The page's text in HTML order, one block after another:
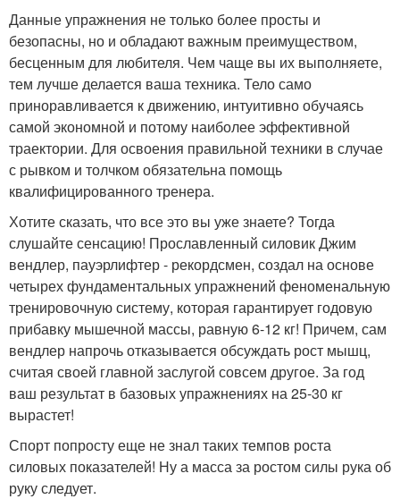
Данные упражнения не только более просты и
безопасны, но и обладают важным преимуществом,
бесценным для любителя. Чем чаще вы их выполняете,
тем лучше делается ваша техника. Тело само
приноравливается к движению, интуитивно обучаясь
самой экономной и потому наиболее эффективной
траектории. Для освоения правильной техники в случае
с рывком и толчком обязательна помощь
квалифицированного тренера.
Хотите сказать, что все это вы уже знаете? Тогда
слушайте сенсацию! Прославленный силовик Джим
вендлер, пауэрлифтер - рекордсмен, создал на основе
четырех фундаментальных упражнений феноменальную
тренировочную систему, которая гарантирует годовую
прибавку мышечной массы, равную 6-12 кг! Причем, сам
вендлер напрочь отказывается обсуждать рост мышц,
считая своей главной заслугой совсем другое. За год
ваш результат в базовых упражнениях на 25-30 кг
вырастет!
Спорт попросту еще не знал таких темпов роста
силовых показателей! Ну а масса за ростом силы рука об
руку следует.